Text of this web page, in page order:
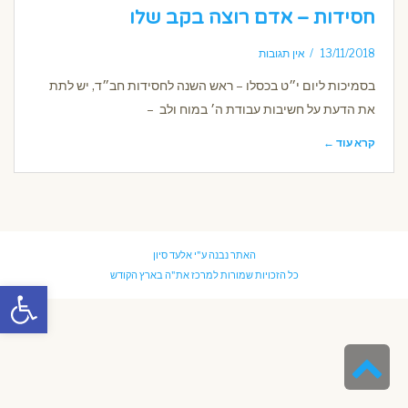
פתח
חסידות – אדם רוצה בקב שלו
13/11/2018 אין תגובות
בסמיכות ליום י״ט בכסלו – ראש השנה לחסידות חב״ד, יש לתת
את הדעת על חשיבות עבודת ה׳ במוח ולב –
קרא עוד ←
האתר נבנה ע"יאלעד סיון
כל הזכויות שמורות למרכז את"ה בארץ הקודש
לראש